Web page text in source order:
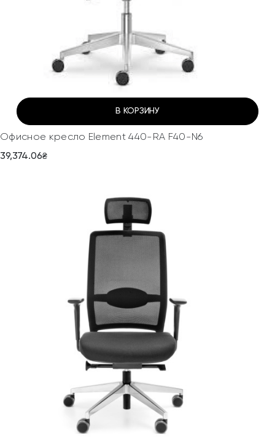
В КОРЗИНУ
Офисное кресло Element 440-RA F40-N6
39,374.06₴